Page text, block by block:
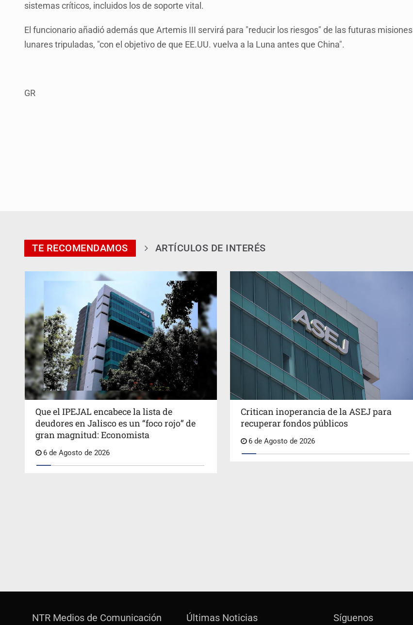
sistemas críticos, incluidos los de soporte vital.
El funcionario añadió además que Artemis III servirá para "reducir los riesgos" de las futuras misiones
lunares tripuladas, "con el objetivo de que EE.UU. vuelva a la Luna antes que China".
GR
TE RECOMENDAMOS ARTÍCULOS DE INTERÉS
Que el IPEJAL encabece la lista de
deudores en Jalisco es un “foco rojo” de
gran magnitud: Economista
6 de Agosto de 2026
Critican inoperancia de la ASEJ para
recuperar fondos públicos
6 de Agosto de 2026
NTR Medios de Comunicación Últimas Noticias Síguenos